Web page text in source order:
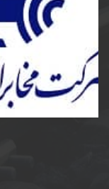
شرکت
ساخت و نصب مخزن
مخابرات